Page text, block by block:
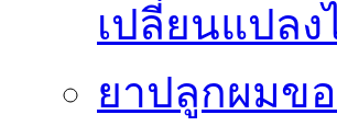
เปลี่ยนแปลง
ยาปลูกผมข